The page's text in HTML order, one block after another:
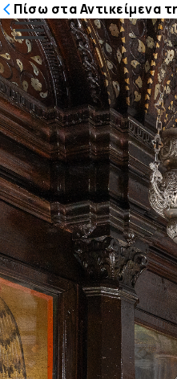
Μετάβαση
στο
περιεχόμενο
Πίσω στα Αντικείμενα